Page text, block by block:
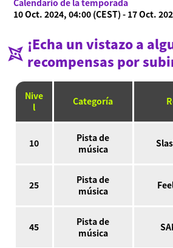
Language
Calendario de la temporada
10 Oct. 2024, 04:00 (CEST) - 17 Oct.
¡Echa un vistazo a
recompensas por
Nive
l
Categoría
10
Pista de
música
25
Pista de
música
45
Pista de
música